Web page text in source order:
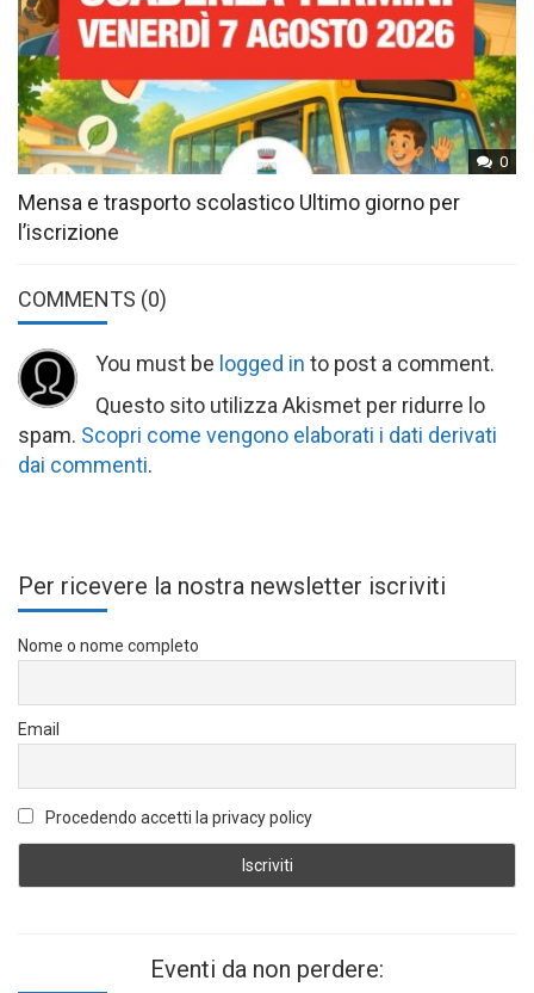
0
Mensa e trasporto scolastico Ultimo giorno per
l’iscrizione
COMMENTS (0)
You must be logged in to post a comment.
Questo sito utilizza Akismet per ridurre lo
spam. Scopri come vengono elaborati i dati derivati
dai commenti.
Per ricevere la nostra newsletter iscriviti
Nome o nome completo
Email
Procedendo accetti la privacy policy
Eventi da non perdere: